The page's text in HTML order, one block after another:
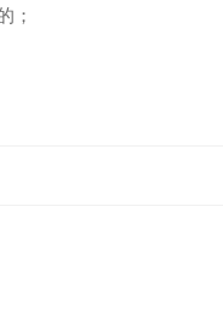
；